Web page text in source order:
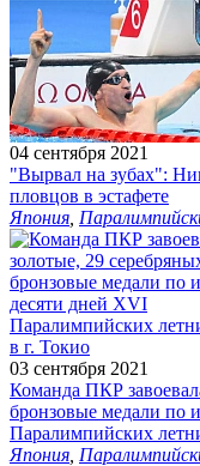
04 сентября 2021
"Вырвал на зубах":
пловцов в эстафете
Япония
03 сентября 2021
Команда ПКР
бронзовые медали по
Паралимпийских
Япония